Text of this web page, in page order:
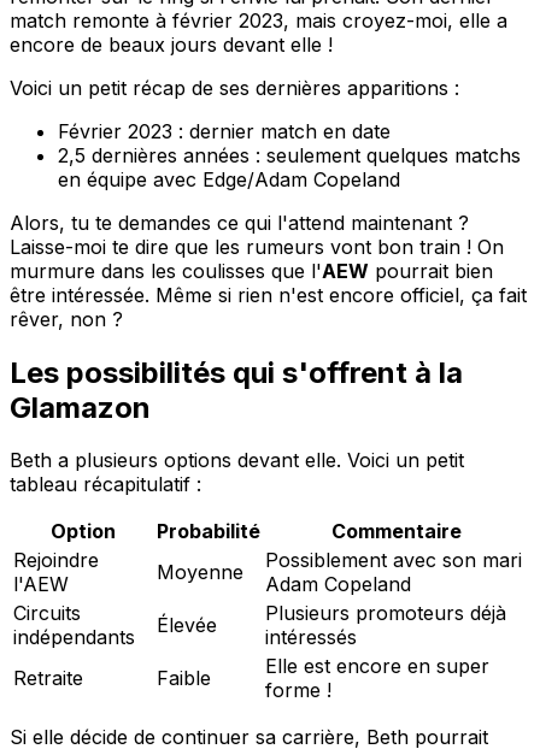
match remonte à février 2023, mais croyez-moi, elle a
encore de beaux jours devant elle !
Voici un petit récap de ses dernières apparitions :
Février 2023 : dernier match en date
2,5 dernières années : seulement quelques matchs
en équipe avec Edge/Adam Copeland
Alors, tu te demandes ce qui l'attend maintenant ?
Laisse-moi te dire que les rumeurs vont bon train ! On
murmure dans les coulisses que l'AEW pourrait bien
être intéressée. Même si rien n'est encore officiel, ça fait
rêver, non ?
Les possibilités qui s'offrent à la
Glamazon
Beth a plusieurs options devant elle. Voici un petit
tableau récapitulatif :
Option
Probabilité
Commentaire
Rejoindre
l'AEW
Moyenne
Possiblement avec son mari
Adam Copeland
Circuits
indépendants
Élevée
Plusieurs promoteurs déjà
intéressés
Retraite
Faible
Elle est encore en super
forme !
Si elle décide de continuer sa carrière, Beth pourrait